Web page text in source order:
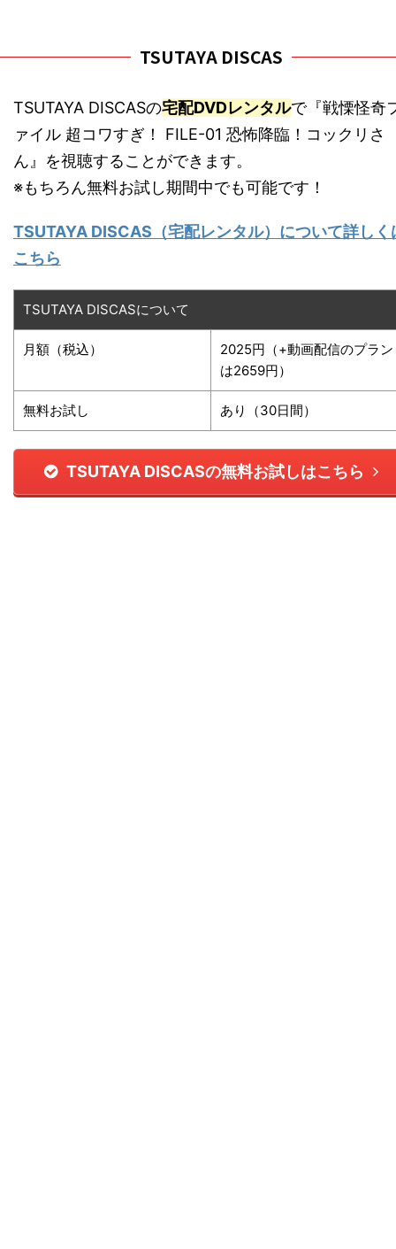
TSUTAYA DISCAS
TSUTAYA DISCASの宅配DVDレンタルで『戦慄怪奇
ァイル 超コワすぎ！ FILE-01 恐怖降臨！コックリさ
ん』を視聴することができます。
※もちろん無料お試し期間中でも可能です！
TSUTAYA DISCAS（宅配レンタル）について詳しく
こちら
TSUTAYA DISCASについて
月額（税込）
2025円（+動画配信のプラン
は2659円）
無料お試し あり（30日間）
TSUTAYA DISCASの無料お試しはこちら